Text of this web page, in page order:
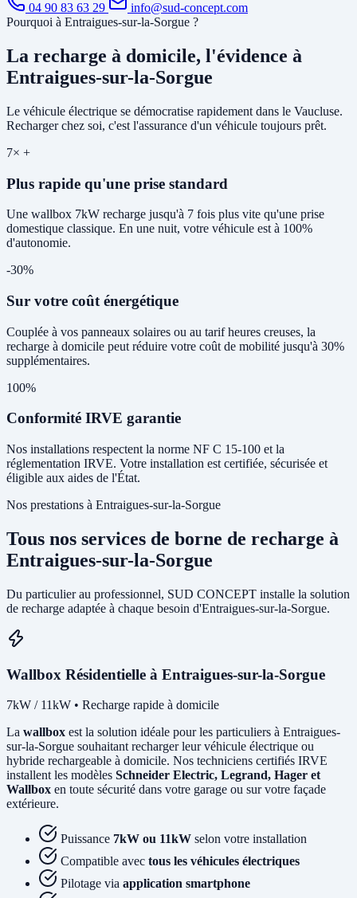
04 90 83 63 29
info@sud-concept.com
Pourquoi à Entraigues-sur-la-Sorgue ?
La recharge à domicile, l'évidence à
Entraigues-sur-la-Sorgue
Le véhicule électrique se démocratise rapidement dans le Vaucluse.
Recharger chez soi, c'est l'assurance d'un véhicule toujours prêt.
7× +
Plus rapide qu'une prise standard
Une wallbox 7kW recharge jusqu'à 7 fois plus vite qu'une prise
domestique classique. En une nuit, votre véhicule est à 100%
d'autonomie.
-30%
Sur votre coût énergétique
Couplée à vos panneaux solaires ou au tarif heures creuses, la
recharge à domicile peut réduire votre coût de mobilité jusqu'à 30%
supplémentaires.
100%
Conformité IRVE garantie
Nos installations respectent la norme NF C 15-100 et la
réglementation IRVE. Votre installation est certifiée, sécurisée et
éligible aux aides de l'État.
Nos prestations à Entraigues-sur-la-Sorgue
Tous nos services de borne de recharge à
Entraigues-sur-la-Sorgue
Du particulier au professionnel, SUD CONCEPT installe la solution
de recharge adaptée à chaque besoin d'Entraigues-sur-la-Sorgue.
Wallbox Résidentielle à Entraigues-sur-la-Sorgue
7kW / 11kW • Recharge rapide à domicile
La wallbox est la solution idéale pour les particuliers à Entraigues-
sur-la-Sorgue souhaitant recharger leur véhicule électrique ou
hybride rechargeable à domicile. Nos techniciens certifiés IRVE
installent les modèles Schneider Electric, Legrand, Hager et
Wallbox en toute sécurité dans votre garage ou sur votre façade
extérieure.
Puissance 7kW ou 11kW selon votre installation
Compatible avec tous les véhicules électriques
Pilotage via application smartphone